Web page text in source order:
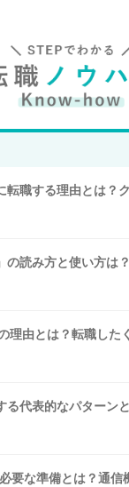
転職する理由とは？
の読み方と使い方は
理由とは？転職した
る代表的なパターン
要な準備とは？通信